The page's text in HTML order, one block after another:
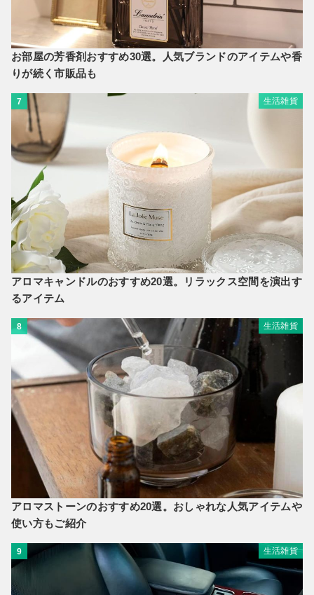
お部屋の芳香剤おすすめ30選。人気ブランドのアイテムや香
りが続く市販品も
7 生活雑貨
アロマキャンドルのおすすめ20選。リラックス空間を演出す
るアイテム
8 生活雑貨
アロマストーンのおすすめ20選。おしゃれな人気アイテムや
使い方もご紹介
9 生活雑貨